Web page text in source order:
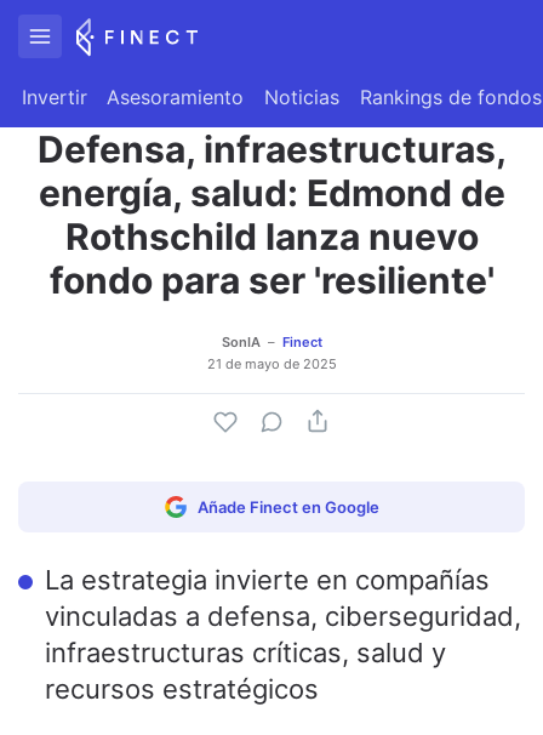
Invertir Asesoramiento Noticias Rankings de fondos
Defensa, infraestructuras,
energía, salud: Edmond de
Rothschild lanza nuevo
fondo para ser 'resiliente'
SonIA
Finect
21 de mayo de 2025
Añade Finect en Google
La estrategia invierte en compañías
vinculadas a defensa, ciberseguridad,
infraestructuras críticas, salud y
recursos estratégicos